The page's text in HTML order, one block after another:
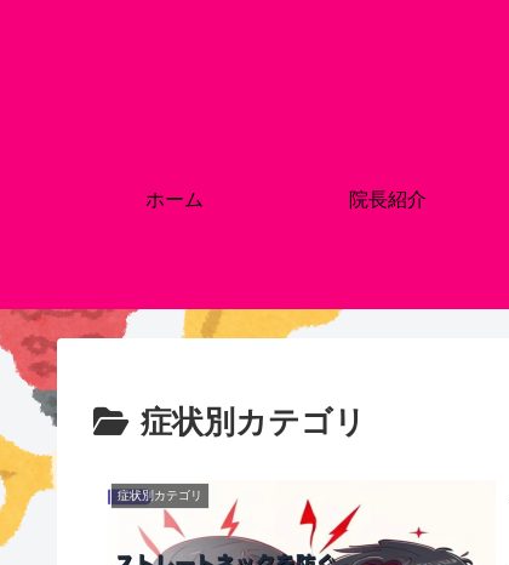
ホーム 院長紹介
症状別カテゴリ
症状別カテゴリ